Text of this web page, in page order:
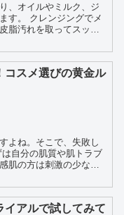
、オイルやミルク、ジ
グでメ
脂汚れを取ってスッキ
コスメ選びの黄金ル
よね。そこで、失敗し
肌の方は刺激の少ない
イアルで試してみて